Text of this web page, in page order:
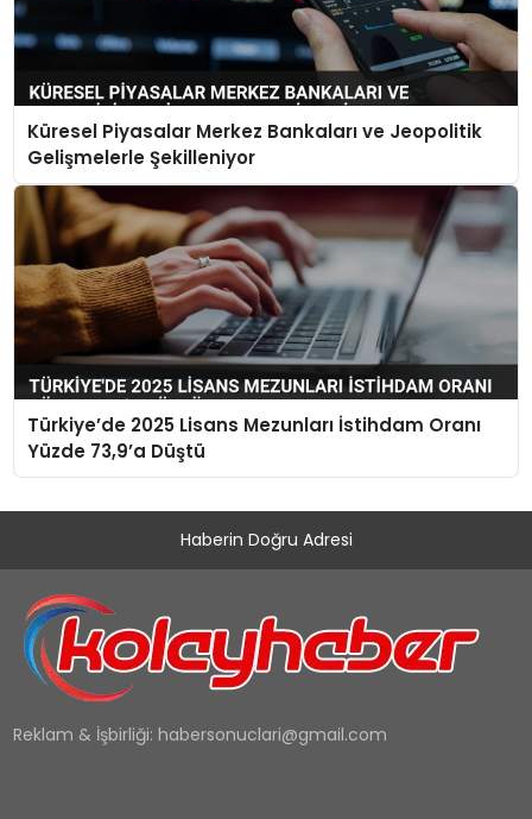
Küresel Piyasalar Merkez Bankaları ve Jeopolitik
Gelişmelerle Şekilleniyor
Türkiye’de 2025 Lisans Mezunları İstihdam Oranı
Yüzde 73,9’a Düştü
Haberin Doğru Adresi
Reklam & İşbirliği: habersonuclari@gmail.com